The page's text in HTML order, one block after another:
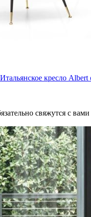
кресло
свяжутся с вами